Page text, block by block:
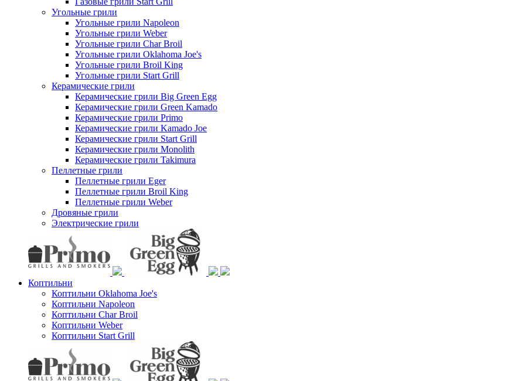
Угольные грили
Угольные грили Napoleon
Угольные грили Weber
Угольные грили Char Broil
Угольные грили Oklahoma Joe's
Угольные грили Broil King
Угольные грили Start Grill
Керамические грили
Керамические грили Big Green Egg
Керамические грили Green Kamado
Керамические грили Primo
Керамические грили Kamado Joe
Керамические грили Start Grill
Керамические грили Monolith
Керамические грили Takimura
Пеллетные грили
Пеллетные грили Eger
Пеллетные грили Broil King
Пеллетные грили Weber
Дровяные грили
Электрические грили
Коптильни
Коптильни Oklahoma Joe's
Коптильни Napoleon
Коптильни Char Broil
Коптильни Weber
Коптильни Start Grill